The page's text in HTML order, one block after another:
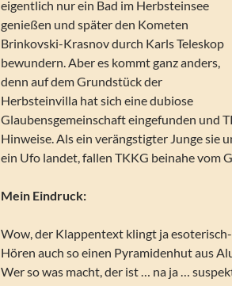
eigentlich nur ein Bad im Herbsteinsee
genießen und später den Kometen
Brinkovski-Krasnov durch Karls Teleskop
bewundern. Aber es kommt ganz anders,
denn auf dem Grundstück der
Herbsteinvilla hat sich eine dubiose
Glaubensgemeinschaft eingefunden und
Hinweise. Als ein verängstigter Junge
ein Ufo landet, fallen TKKG beinahe vom
Mein Eindruck:
Wow, der Klappentext klingt ja
Hören auch so einen Pyramidenhut aus
Wer so was macht, der ist … na ja …